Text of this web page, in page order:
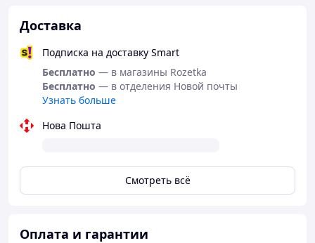
Доставка
Подписка на доставку Smart
Бесплатно — в магазины Rozetka
Бесплатно — в отделения Новой почты
Узнать больше
Нова Пошта
Смотреть всё
Оплата и гарантии